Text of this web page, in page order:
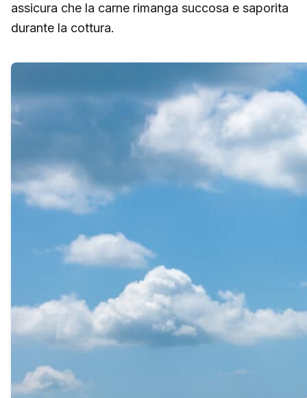
assicura che la carne rimanga succosa e saporita
durante la cottura.